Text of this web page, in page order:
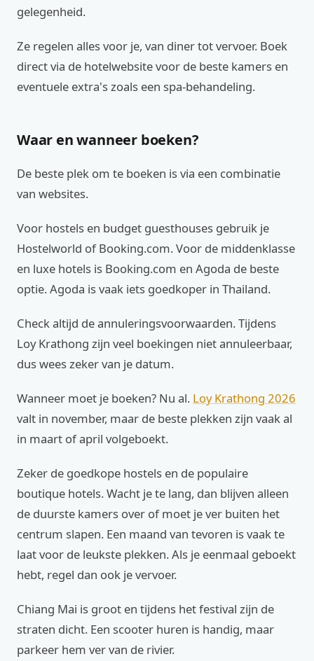
gelegenheid.
Ze regelen alles voor je, van diner tot vervoer. Boek
direct via de hotelwebsite voor de beste kamers en
eventuele extra's zoals een spa-behandeling.
Waar en wanneer boeken?
De beste plek om te boeken is via een combinatie
van websites.
Voor hostels en budget guesthouses gebruik je
Hostelworld of Booking.com. Voor de middenklasse
en luxe hotels is Booking.com en Agoda de beste
optie. Agoda is vaak iets goedkoper in Thailand.
Check altijd de annuleringsvoorwaarden. Tijdens
Loy Krathong zijn veel boekingen niet annuleerbaar,
dus wees zeker van je datum.
Wanneer moet je boeken? Nu al. Loy Krathong 2026
valt in november, maar de beste plekken zijn vaak al
in maart of april volgeboekt.
Zeker de goedkope hostels en de populaire
boutique hotels. Wacht je te lang, dan blijven alleen
de duurste kamers over of moet je ver buiten het
centrum slapen. Een maand van tevoren is vaak te
laat voor de leukste plekken. Als je eenmaal geboekt
hebt, regel dan ook je vervoer.
Chiang Mai is groot en tijdens het festival zijn de
straten dicht. Een scooter huren is handig, maar
parkeer hem ver van de rivier.